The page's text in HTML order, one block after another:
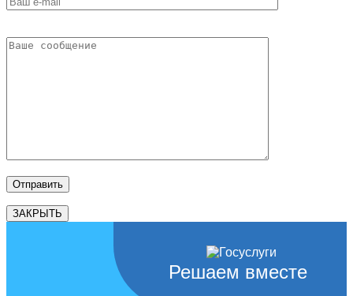
ЗАКРЫТЬ
Решаем вместе